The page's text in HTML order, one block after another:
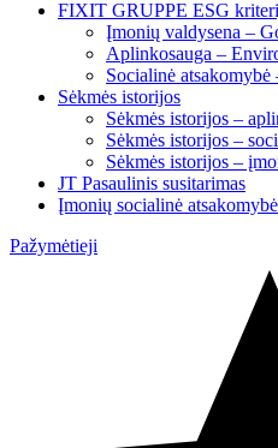
FIXIT GRUPPE ESG
Įmonių valdysena –
Aplinkosauga –
Socialinė atsakomybė
Sėkmės istorijos
Sėkmės istorijos –
Sėkmės istorijos –
Sėkmės istorijos –
JT Pasaulinis susitarimas
Įmonių socialinė atsakomybė
Pažymėtieji